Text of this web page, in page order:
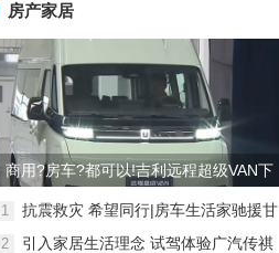
房产家居
商用?房车?都可以!吉利远程超级VAN下
线 明年上半年量产
1
抗震救灾 希望同行|房车生活家驰援甘
2
引入家居生活理念 试驾体验广汽传祺